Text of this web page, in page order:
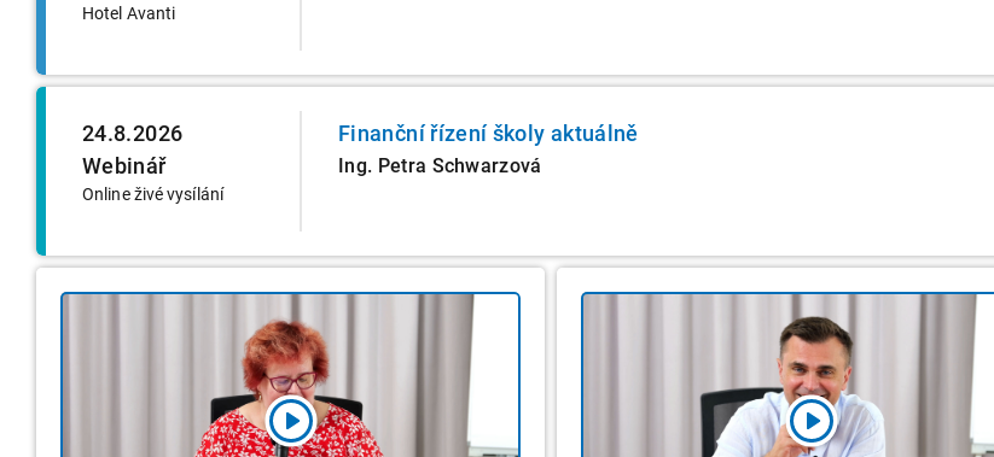
Hotel Avanti
24.8.2026
Webinář
Online živé vysílání
Finanční řízení školy aktuálně
Ing. Petra Schwarzová